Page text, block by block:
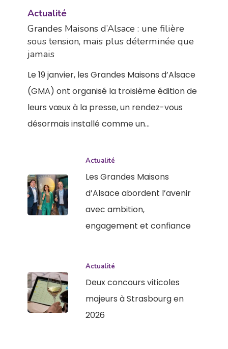
Actualité
Grandes Maisons d’Alsace : une filière
sous tension, mais plus déterminée que
jamais
Le 19 janvier, les Grandes Maisons d’Alsace
(GMA) ont organisé la troisième édition de
leurs vœux à la presse, un rendez-vous
désormais installé comme un…
Actualité
Les Grandes Maisons
d’Alsace abordent l’avenir
avec ambition,
engagement et confiance
Actualité
Deux concours viticoles
majeurs à Strasbourg en
2026